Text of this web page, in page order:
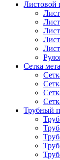
Листовой
Сетка
Трубный